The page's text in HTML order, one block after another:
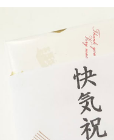
ト
定番ギフト